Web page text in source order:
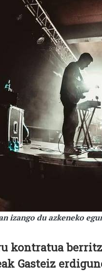
izango du azkeneko
kontratua
Gasteiz